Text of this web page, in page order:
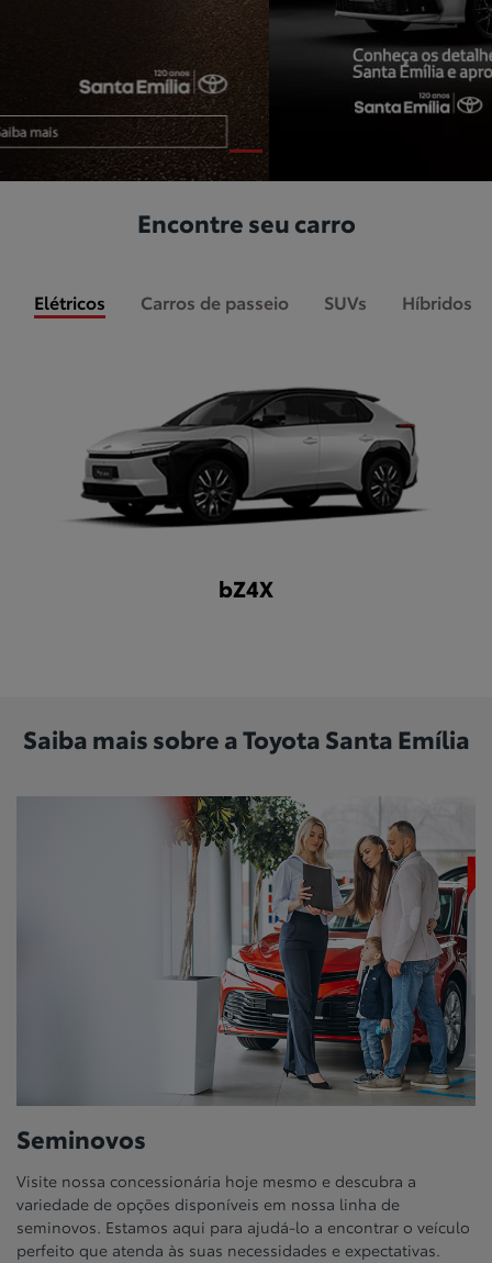
Encontre seu carro
Elétricos Carros de passeio SUVs Híbridos
bZ4X
Saiba mais sobre a Toyota Santa Emília
Seminovos
Visite nossa concessionária hoje mesmo e descubra a
variedade de opções disponíveis em nossa linha de
seminovos. Estamos aqui para ajudá-lo a encontrar o veículo
perfeito que atenda às suas necessidades e expectativas.